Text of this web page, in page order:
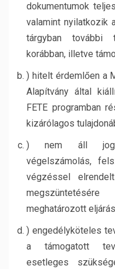
dokumentumok
valamint nyilatkozik
tárgyban további
korábban, illetve
) hitelt érdemlően a
Alapítvány által
FETE programban
kizárólagos
) nem áll
végelszámolás,
végzéssel
meghatározott
) engedélyköteles
a támogatott
esetleges